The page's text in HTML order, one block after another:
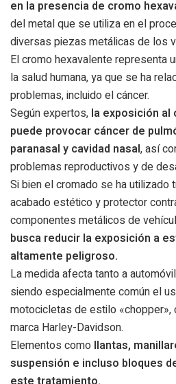
en la presencia de cromo
del metal que se utiliza en el
diversas piezas metálicas de los
El cromo hexavalente representa
la salud humana, ya que se ha
problemas, incluido el cáncer.
Según expertos, la exposición al
puede provocar cáncer de
paranasal y cavidad nasal, así
problemas reproductivos y de
Si bien el cromado se ha utilizado
acabado estético y protector
componentes metálicos de
busca reducir la exposición a
altamente peligroso.
La medida afecta tanto a
siendo especialmente común el
motocicletas de estilo
marca Harley-Davidson.
Elementos como llantas,
suspensión e incluso bloques